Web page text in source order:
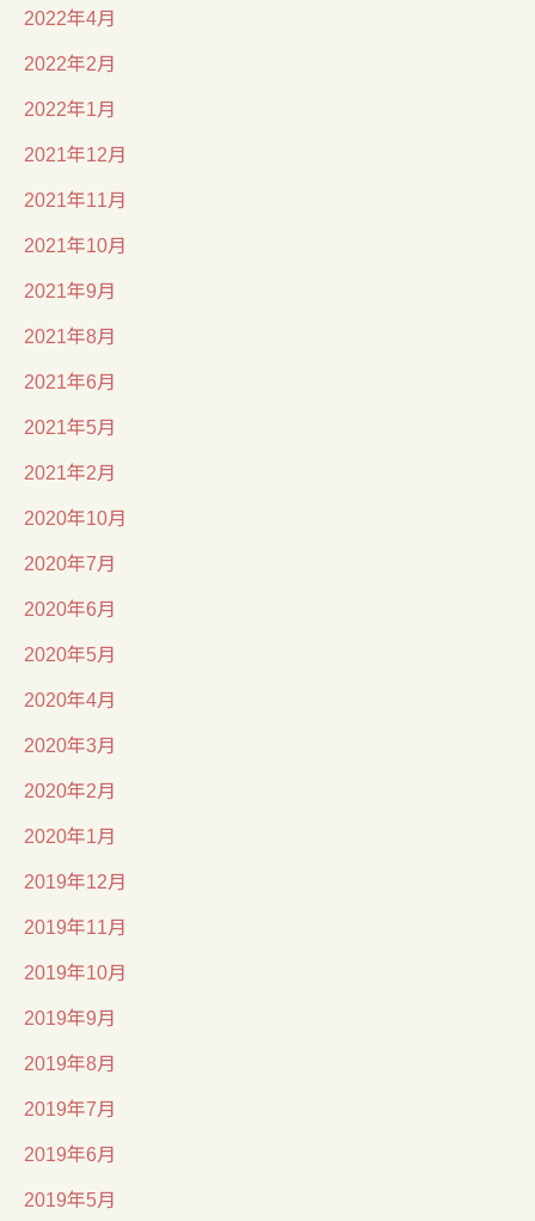
2022年4月
2022年2月
2022年1月
2021年12月
2021年11月
2021年10月
2021年9月
2021年8月
2021年6月
2021年5月
2021年2月
2020年10月
2020年7月
2020年6月
2020年5月
2020年4月
2020年3月
2020年2月
2020年1月
2019年12月
2019年11月
2019年10月
2019年9月
2019年8月
2019年7月
2019年6月
2019年5月